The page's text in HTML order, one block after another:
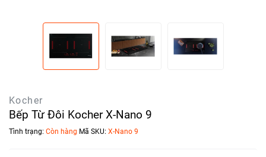
Kocher
Bếp Từ Đôi Kocher X-Nano 9
Tình trạng: Còn hàng Mã SKU: X-Nano 9